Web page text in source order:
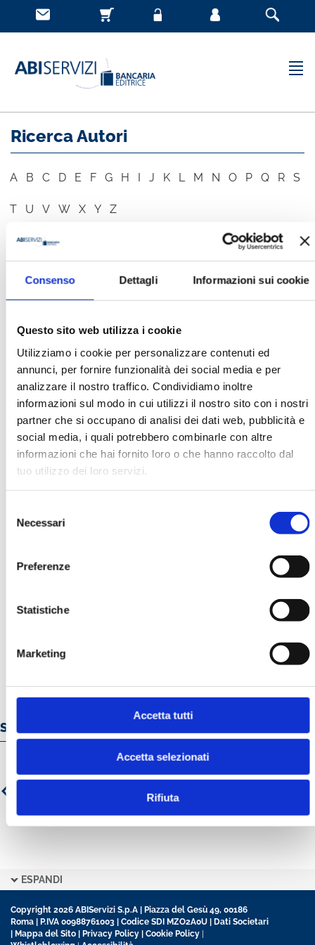
Consenso Dettagli Informazioni sui cookie
Questo sito web utilizza i cookie
Utilizziamo i cookie per personalizzare contenuti ed
annunci, per fornire funzionalità dei social media e per
analizzare il nostro traffico. Condividiamo inoltre
informazioni sul modo in cui utilizzi il nostro sito con i nostri
partner che si occupano di analisi dei dati web, pubblicità e
social media, i quali potrebbero combinarle con altre
informazioni che hai fornito loro o che hanno raccolto dal
tuo utilizzo dei loro servizi.
delNecessari
Preferenze
Statistiche
Marketing
Accetta tutti
Accetta selezionati
Rifiuta
Ricerca Autori
A B C D E F G H I J K L M N O P Q R S
T U V W X Y Z
AUTORE
Roberta Cocco
Microsoft Italia
Ha pubblicato con noi
Servizi e prodotti online
ESPANDI
Copyright 2026 ABIServizi S.p.A | Piazza del Gesù 49, 00186
Roma | P.IVA 00988761003 | Codice SDI MZO2A0U |
Dati Societari
Mappa del Sito Privacy Policy Cookie Policy